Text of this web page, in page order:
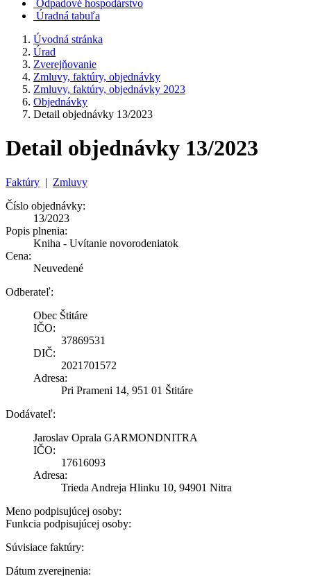
Odpadové hospodárstvo
Úradná tabuľa
Úvodná stránka
Úrad
Zverejňovanie
Zmluvy, faktúry, objednávky
Zmluvy, faktúry, objednávky 2023
Objednávky
Detail objednávky 13/2023
Detail objednávky 13/2023
Faktúry | Zmluvy
Číslo objednávky:
13/2023
Popis plnenia:
Kniha - Uvítanie novorodeniatok
Cena:
Neuvedené
Odberateľ:
Obec Štitáre
IČO:
37869531
DIČ:
2021701572
Adresa:
Pri Prameni 14, 951 01 Štitáre
Dodávateľ:
Jaroslav Oprala GARMONDNITRA
IČO:
17616093
Adresa:
Trieda Andreja Hlinku 10, 94901 Nitra
Meno podpisujúcej osoby:
Funkcia podpisujúcej osoby:
Súvisiace faktúry:
Dátum zverejnenia: